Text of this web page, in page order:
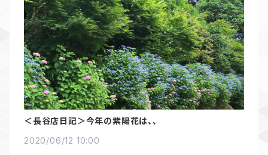
＜長谷店日記＞今年の紫陽花は、、
2020/06/12 10:00